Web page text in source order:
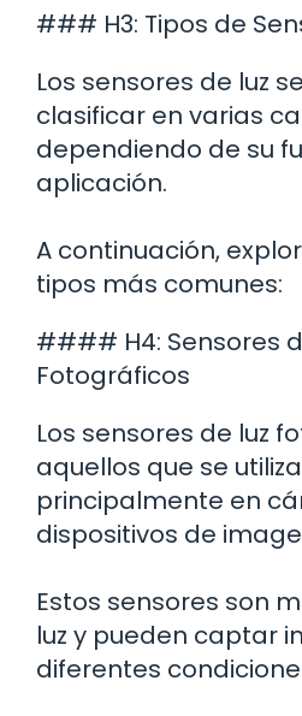
### H3: Tipos de
Los sensores de luz
clasificar en varias
dependiendo de su
aplicación.
A continuación,
tipos más comunes:
#### H4: Sensores
Fotográficos
Los sensores de luz
aquellos que se
principalmente en
dispositivos de
Estos sensores son
luz y pueden captar
diferentes